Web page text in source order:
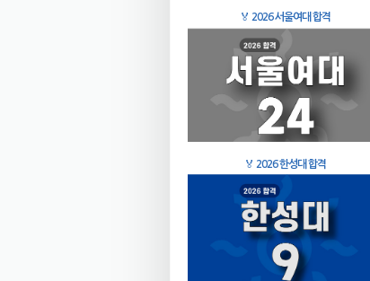
🏅 2026 서울여대 합격
🏅 2026 한성대 합격